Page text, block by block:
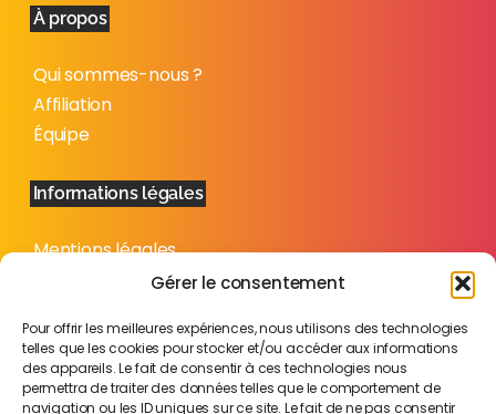
Gérer le consentement
Pour offrir les meilleures expériences, nous utilisons des technologies
telles que les cookies pour stocker et/ou accéder aux informations
des appareils. Le fait de consentir à ces technologies nous
permettra de traiter des données telles que le comportement de
navigation ou les ID uniques sur ce site. Le fait de ne pas consentir
À propos
Qui sommes-nous ?
Affiliation
Équipe
Informations légales
Mentions légales
Politique de confidentialité